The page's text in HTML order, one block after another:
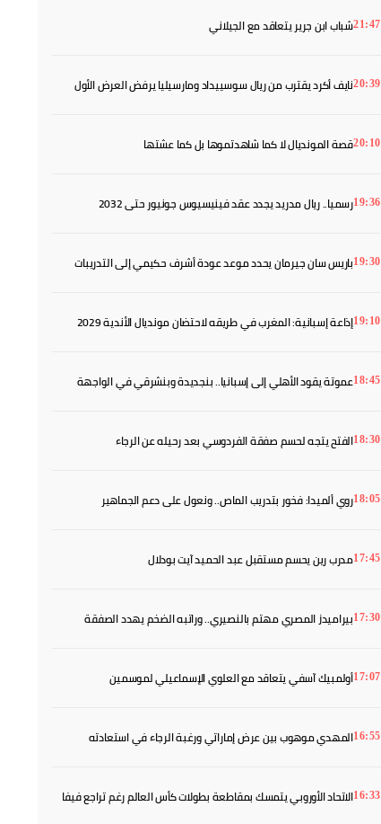
21:47شباب ابن جرير يتعاقد مع الجيلاني
20:39نايف أكرد يقترب من ريال سوسييداد ومارسيليا يرفض العرض الأول
20:10قصة المونديال لا كما شاهدتموها بل كما عشتها
19:36رسميا.. ريال مدريد يجدد عقد فينيسيوس جونيور حتى 2032
19:30باريس سان جيرمان يحدد موعد عودة أشرف حكيمي إلى التدريبات
19:10إذاعة إسبانية: المغرب في طريقه لاحتضان مونديال الأندية 2029
18:45عموتة يقود الأهلي إلى إسبانيا.. بنجديدة وبنشرقي في الواجهة
18:30الفتح يتجه لحسم صفقة الفردوسي بعد رحيله عن الرجاء
18:05روي ألميدا: فخور بتدريب الماص.. ونعول على دعم الجماهير
17:45مدرب رين يحسم مستقبل عبد الحميد آيت بودلال
17:30بيراميدز المصري مهتم بالنصيري.. وراتبه الضخم يهدد الصفقة
17:07أولمبيك آسفي يتعاقد مع العلوي الإسماعيلي لموسمين
16:55المهدي موهوب بين عرض إماراتي ورغبة الرجاء في استعادته
16:33الاتحاد الأوروبي يتمسك بمقاطعة بطولات كأس العالم رغم تراجع فيفا